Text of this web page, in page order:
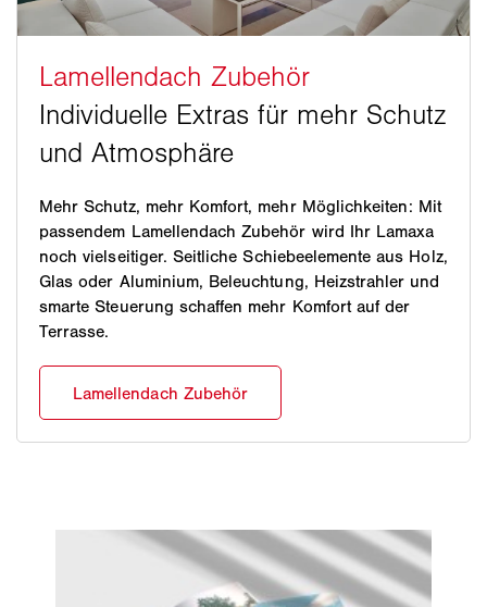
Mehr Schutz, mehr Komfort, mehr Möglichkeiten: Mit
passendem Lamellendach Zubehör wird Ihr Lamaxa
noch vielseitiger. Seitliche Schiebeelemente aus Holz,
Glas oder Aluminium, Beleuchtung, Heizstrahler und
smarte Steuerung schaffen mehr Komfort auf der
Terrasse.